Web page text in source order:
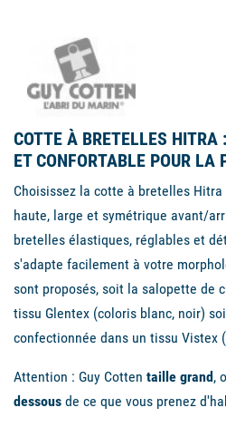
COTTE À BRETELLES HITRA
ET CONFORTABLE POUR LA
Choisissez la cotte à bretelles Hitra
haute, large et symétrique avant/
bretelles élastiques, réglables et
s'adapte facilement à votre
sont proposés, soit la salopette de
tissu Glentex (coloris blanc, noir)
confectionnée dans un tissu Vistex
Attention : Guy Cotten taille grand,
dessous de ce que vous prenez